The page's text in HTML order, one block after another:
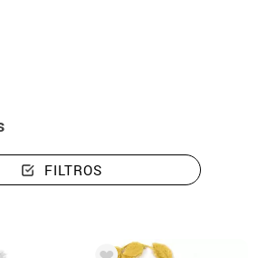
FILTROS